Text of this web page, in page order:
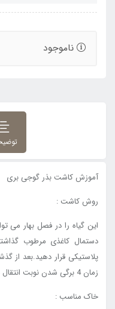
ناموجود
آموزش کاشت بذر گوجی بری
روش کاشت :
این گیاه را در فصل بهار می
دستمال کاغذی مرطوب
زمان 4 برگی شدن نوبت انتقال به جای دیگر است.
خاک مناسب :